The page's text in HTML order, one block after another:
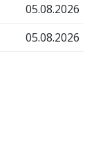
05.08.2026
05.08.2026